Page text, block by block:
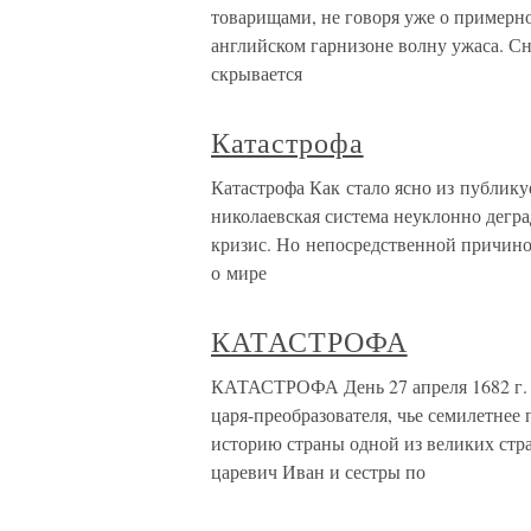
товарищами, не говоря уже о
английском гарнизоне волну ужаса.
скрывается
Катастрофа
Катастрофа Как стало ясно из
николаевская система неуклонно
кризис. Но непосредственной
о мире
КАТАСТРОФА
КАТАСТРОФА День 27 апреля 1682 г.
царя-преобразователя, чье
историю страны одной из великих
царевич Иван и сестры по